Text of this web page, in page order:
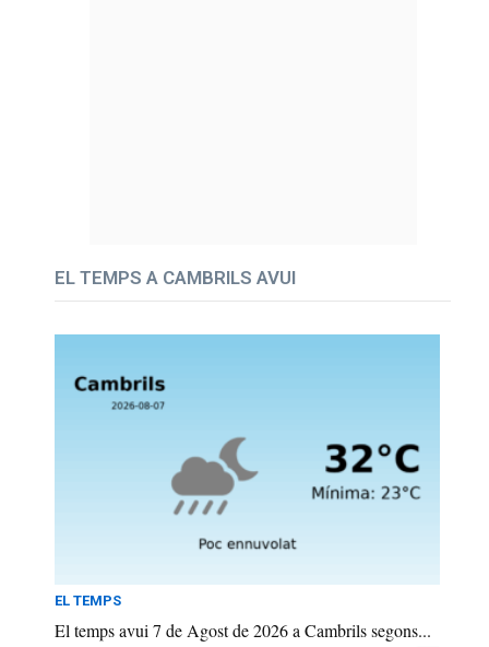
EL TEMPS A CAMBRILS AVUI
EL TEMPS
El temps avui 7 de Agost de 2026 a Cambrils segons...